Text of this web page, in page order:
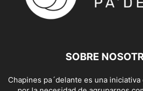
SOBRE
Chapines pa´delante es una